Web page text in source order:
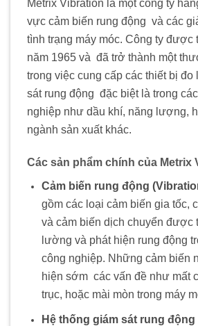
Metrix Vibration là một công ty
vực cảm biến rung động và các
tình trạng máy móc. Công ty được
năm 1965 và đã trở thành một
trong việc cung cấp các thiết bị
sát rung động đặc biệt là trong
nghiệp như dầu khí, năng lượng,
ngành sản xuất khác.
Các sản phẩm chính của Metrix
Cảm biến rung động
gồm các loại cảm biến gia tốc,
và cảm biến dịch chuyển được
lường và phát hiện rung động
công nghiệp. Những cảm biến
hiện sớm. các vấn đề như mất
trục, hoặc mài mòn trong máy
Hệ thống giám sát rung